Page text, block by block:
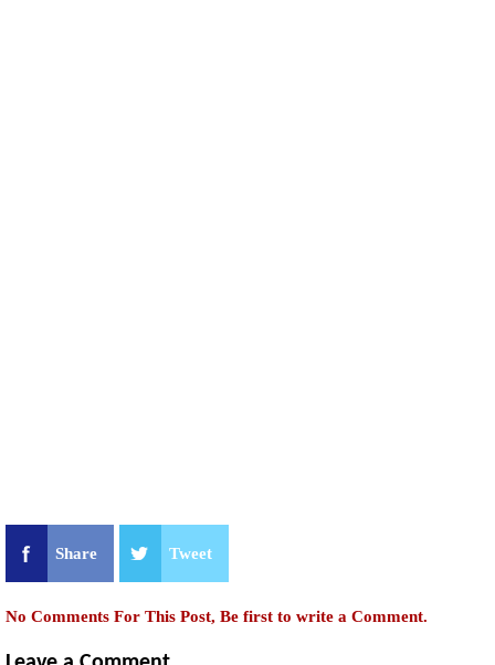
Share Tweet
No Comments For This Post, Be first to write a Comment.